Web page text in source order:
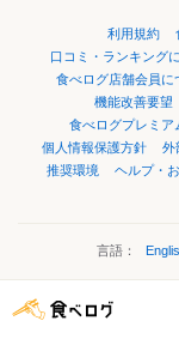
利用規約
口コミ・ランキング
食べログ店舗会員に
機能改善要望
食べログプレミア
個人情報保護方針
外
推奨環境
ヘルプ・
言語：